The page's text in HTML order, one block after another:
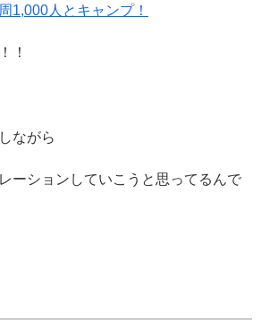
1,000人とキャンプ！
！
ながら
ーションしていこうと思ってるんで